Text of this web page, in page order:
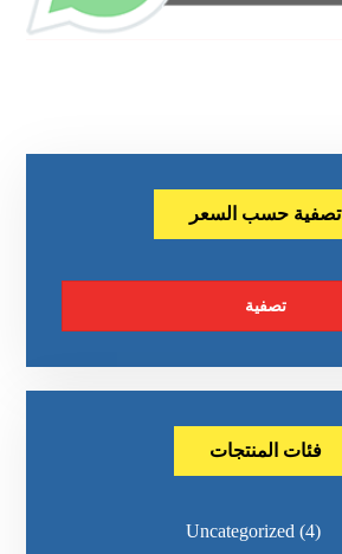
تصفية حسب السعر
تصفية
فئات المنتجات
Uncategorized (4)